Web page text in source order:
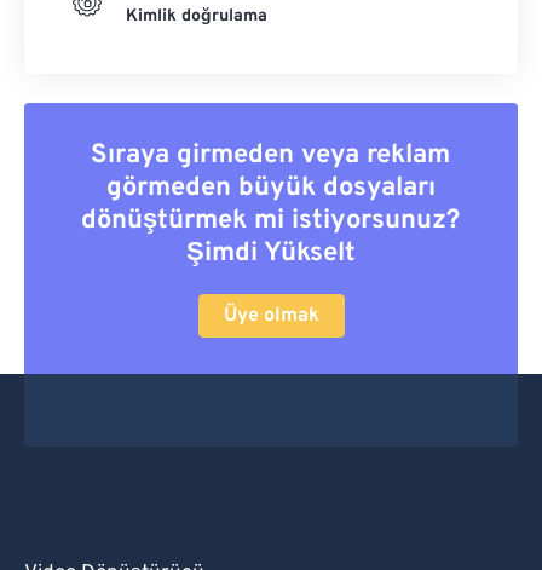
Kimlik doğrulama
Sıraya girmeden veya reklam
görmeden büyük dosyaları
dönüştürmek mi istiyorsunuz?
Şimdi Yükselt
Üye olmak